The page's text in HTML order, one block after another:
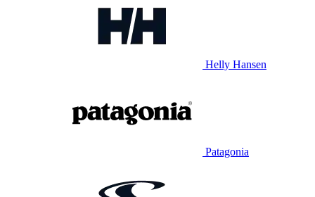
Helly Hansen
Patagonia